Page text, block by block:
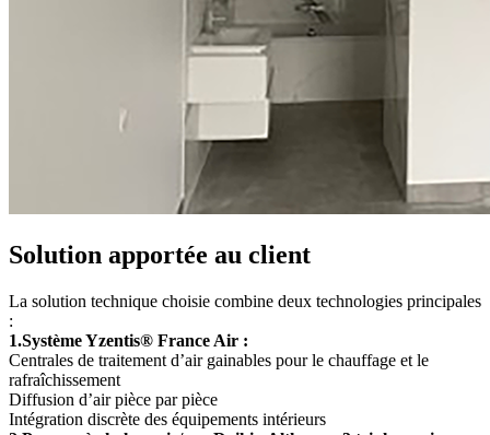
Solution apportée au client
La solution technique choisie combine deux technologies principales
:
1.Système Yzentis® France Air :
Centrales de traitement d’air gainables pour le chauffage et le
rafraîchissement
Diffusion d’air pièce par pièce
Intégration discrète des équipements intérieurs